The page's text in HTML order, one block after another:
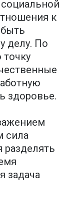
к
делу. По
здоровье.
сила
задача